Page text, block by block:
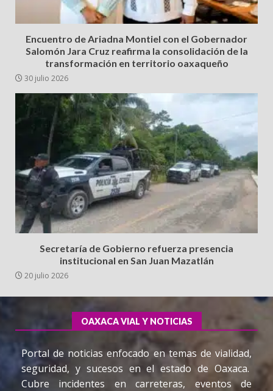
Encuentro de Ariadna Montiel con el Gobernador
Salomón Jara Cruz reafirma la consolidación de la
transformación en territorio oaxaqueño
30 julio 2026
Secretaría de Gobierno refuerza presencia
institucional en San Juan Mazatlán
20 julio 2026
OAXACA VIAL Y NOTICIAS
Portal de noticias enfocado en temas de vialidad,
seguridad, y sucesos en el estado de Oaxaca.
Cubre incidentes en carreteras, eventos de